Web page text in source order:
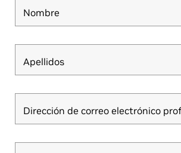
Nombre
Apellidos
Dirección de correo electrónico